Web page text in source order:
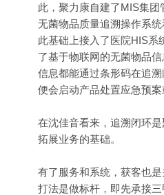
此，聚力康自建了MIS集
无菌物品质量追溯操作系
此基础上接入了医院HIS系
了基于物联网的无菌物品
信息都能通过条形码在追
便会启动产品处置应急预案
在沈佳音看来，追溯闭环
拓展业务的基础。
有了服务和系统，获客也
打法是做标杆，即先承接